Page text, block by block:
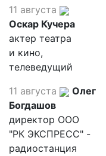
11 августа
Оскар Кучера
актер театра
и кино,
телеведущий
11 августа
Олег
Богдашов
директор ООО
"РК ЭКСПРЕСС" -
радиостанция